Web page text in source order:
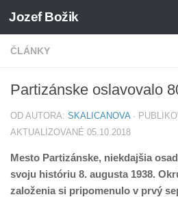
Preskočiť na obsah
Jozef Božik
ČLÁNKY
Partizánske oslavovalo
OD AUTORA: SKALICANOVA ·
AKTUALIZOVANÉ 05.10.2018
Mesto Partizánske, niekdajšia
svoju históriu 8. augusta 1938.
založenia si pripomenulo v prvý